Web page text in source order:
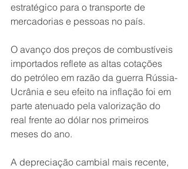
estratégico para o transporte de
mercadorias e pessoas no país.
O avanço dos preços de combustíveis
importados reflete as altas cotações
do petróleo em razão da guerra Rússia-
Ucrânia e seu efeito na inflação foi em
parte atenuado pela valorização do
real frente ao dólar nos primeiros
meses do ano.
A depreciação cambial mais recente,